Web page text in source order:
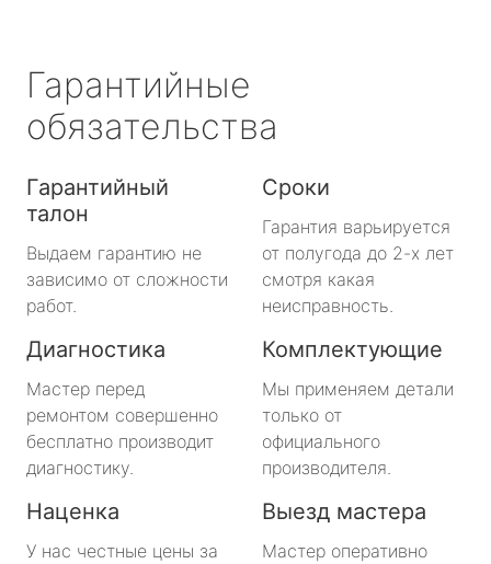
Гарантийные
обязательства
Гарантийный
талон
Выдаем гарантию не
зависимо от сложности
работ.
Сроки
Гарантия варьируется
от полугода до 2-х лет
смотря какая
неисправность.
Диагностика
Мастер перед
ремонтом совершенно
бесплатно производит
диагностику.
Комплектующие
Мы применяем детали
только от
официального
производителя.
Наценка
У нас честные цены за
Выезд мастера
Мастер оперативно